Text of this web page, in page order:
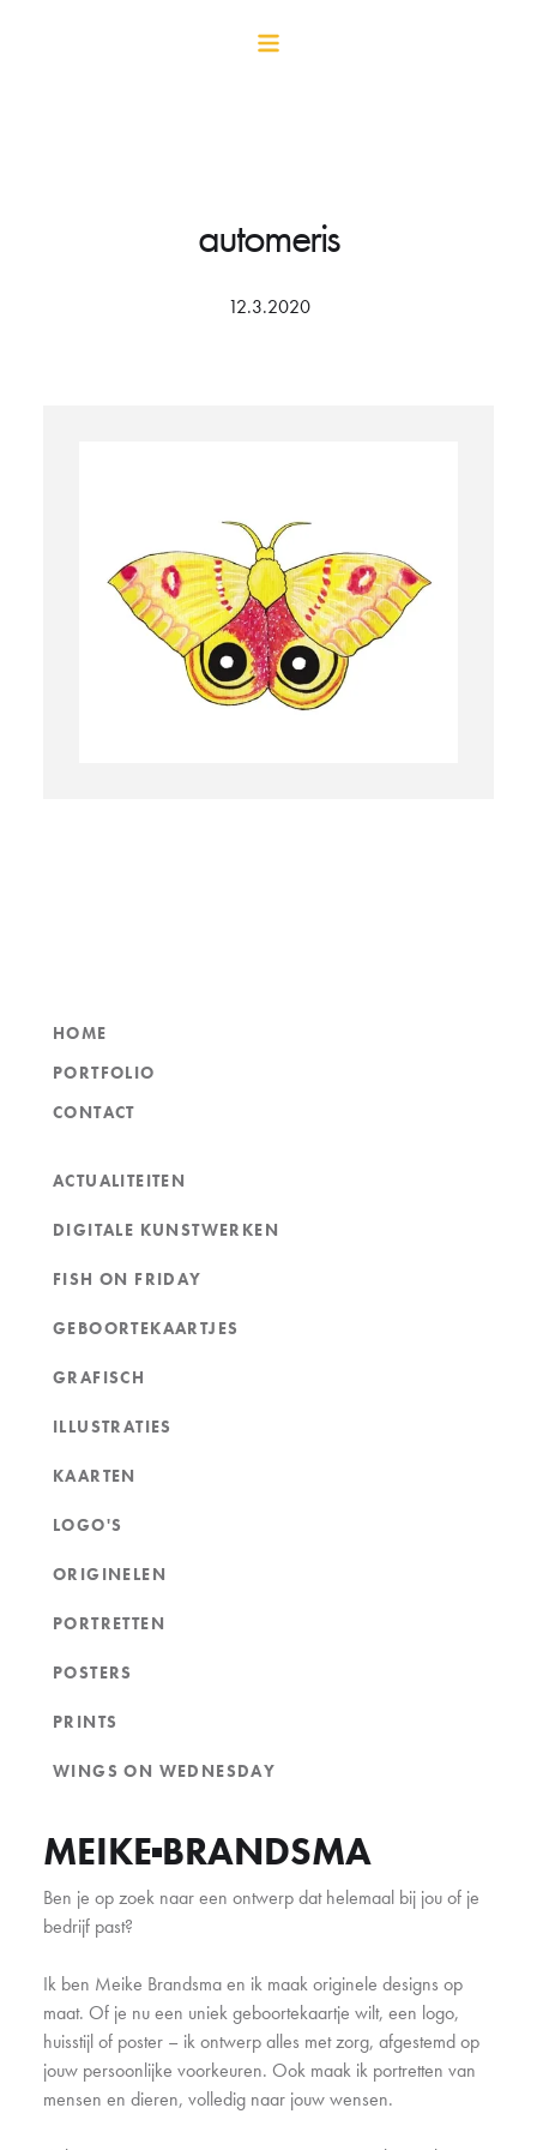
automeris
12.3.2020
MEIKE BRANDSMA
Ben je op zoek naar een ontwerp dat helemaal bij jou of je
bedrijf past?
Ik ben Meike Brandsma en ik maak originele designs op
maat. Of je nu een uniek geboortekaartje wilt, een logo,
huisstijl of poster – ik ontwerp alles met zorg, afgestemd op
jouw persoonlijke voorkeuren. Ook maak ik portretten van
mensen en dieren, volledig naar jouw wensen.
HOME
PORTFOLIO
CONTACT
ACTUALITEITEN
DIGITALE KUNSTWERKEN
FISH ON FRIDAY
GEBOORTEKAARTJES
GRAFISCH
ILLUSTRATIES
KAARTEN
LOGO'S
ORIGINELEN
PORTRETTEN
POSTERS
PRINTS
WINGS ON WEDNESDAY